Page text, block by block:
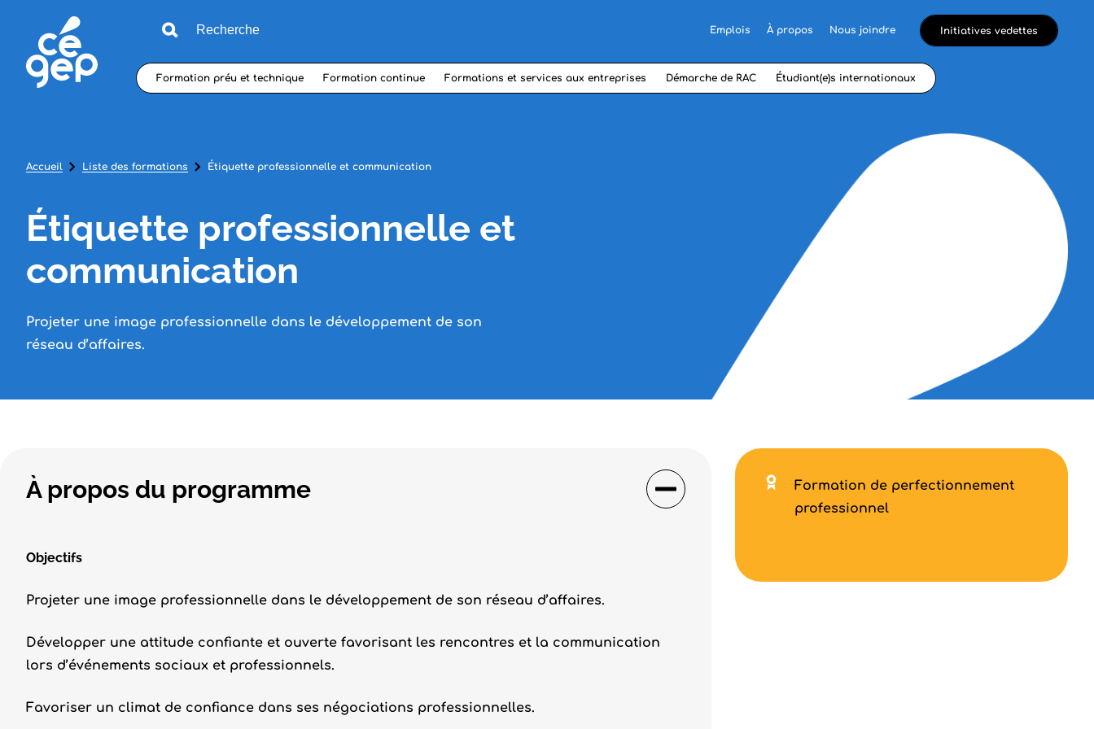
Emplois À propos Nous joindre Initiatives vedettes
Formation préu et technique Formation continue Formations et services aux entreprises Démarche de RAC Étudiant(e)s internationaux
Accueil Liste des formations Étiquette professionnelle et communication
Étiquette professionnelle et
communication
Projeter une image professionnelle dans le développement de son
réseau d’affaires.
À propos du programme
Objectifs
Projeter une image professionnelle dans le développement de son réseau d’affaires.
Développer une attitude confiante et ouverte favorisant les rencontres et la communication
lors d’événements sociaux et professionnels.
Favoriser un climat de confiance dans ses négociations professionnelles.
Formation de perfectionnement
professionnel